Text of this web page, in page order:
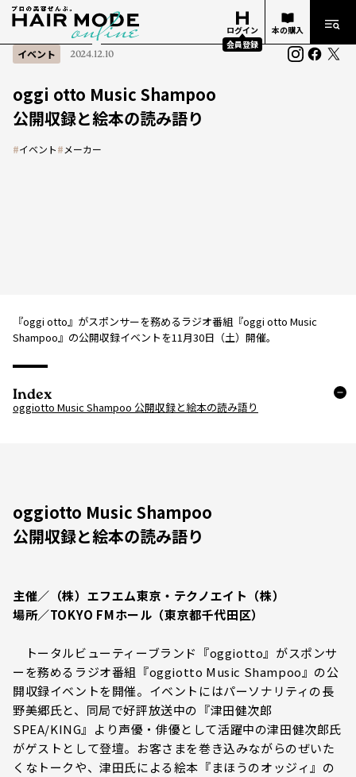
ログイン
会員登録
本の購入
イベント 2024.12.10
oggi otto Music Shampoo
公開収録と絵本の読み語り
#イベント# メーカー
『oggi otto』がスポンサーを務めるラジオ番組『oggi otto Music
Shampoo』の公開収録イベントを11月30日（土）開催。
Index
oggiotto Music Shampoo 公開収録と絵本の読み語り
oggiotto Music Shampoo
公開収録と絵本の読み語り
主催／（株）エフエム東京・テクノエイト（株）
場所／TOKYO FMホール（東京都千代田区）
トータルビューティーブランド『oggiotto』がスポンサ
ーを務めるラジオ番組『oggiotto Music Shampoo』の公
開収録イベントを開催。イベントにはパーソナリティの⻑
野美郷⽒と、同局で好評放送中の『津⽥健次郎
SPEA/KING』より声優・俳優として活躍中の津⽥健次郎⽒
がゲストとして登壇。お客さまを巻き込みながらのぜいた
くなトークや、津⽥⽒による絵本『まほうのオッジィ』の